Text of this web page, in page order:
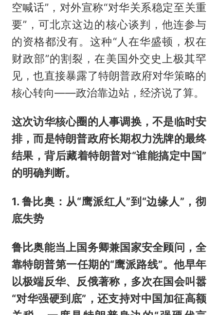
空喊话”，对外宣称“对华关系稳定至关重
要”，可北京这边的核心谈判，他连参与
的资格都没有。这种“人在华盛顿，权在
财政部”的割裂，在美国外交史上极其罕
见，也直接暴露了特朗普政府对华策略的
核心转向——政治靠边站，经济说了算。
这次访华核心圈的人事调换，不是临时安
排，而是特朗普政府长期权力洗牌的最终
结果，背后藏着特朗普对“谁能搞定中国”
的明确判断。
1. 鲁比奥：从“鹰派红人”到“边缘人”，彻
底失势
鲁比奥能当上国务卿兼国家安全顾问，全
靠特朗普第一任期的“鹰派路线”。他早年
以极端反华、反俄著称，多次在国会叫嚣
“对华强硬到底”，还支持对中国加征高额